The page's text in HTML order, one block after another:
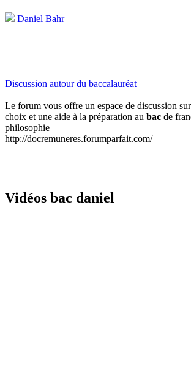
Daniel Bahr
Discussion autour du baccalauréat
Le forum vous offre un espace de discussion
choix et une aide à la préparation au bac de
philosophie
http://docremuneres.forumparfait.com/
Vidéos bac daniel